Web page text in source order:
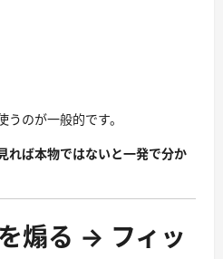
のが一般的です。
れば本物ではないと一発で分か
煽る → フィッ